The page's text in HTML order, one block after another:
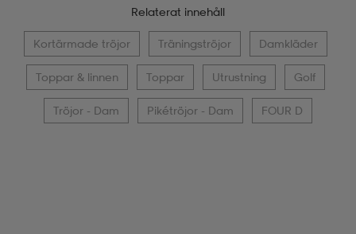
Relaterat innehåll
Kortärmade tröjor Träningströjor Damkläder
Toppar & linnen Toppar Utrustning Golf
Tröjor - Dam Pikétröjor - Dam FOUR D